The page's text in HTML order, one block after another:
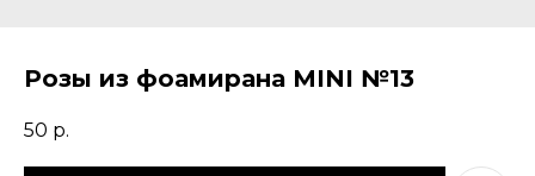
Розы из фоамирана MINI №13
50 р.